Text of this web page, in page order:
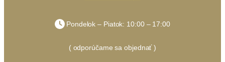
Pondelok – Piatok: 10:00 – 17:00
( odporúčame sa objednať )